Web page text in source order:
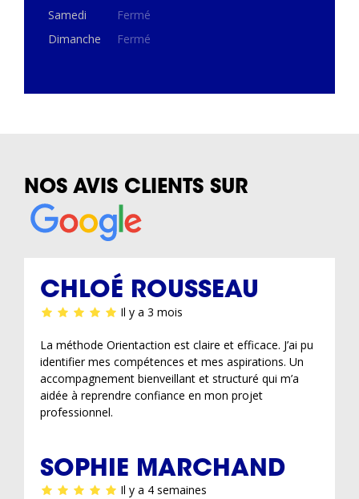
Samedi
Fermé
Dimanche
Fermé
NOS AVIS CLIENTS SUR
CHLOÉ ROUSSEAU
Il y a 3 mois
La méthode Orientaction est claire et efficace. J’ai pu
identifier mes compétences et mes aspirations. Un
accompagnement bienveillant et structuré qui m’a
aidée à reprendre confiance en mon projet
professionnel.
SOPHIE MARCHAND
Il y a 4 semaines